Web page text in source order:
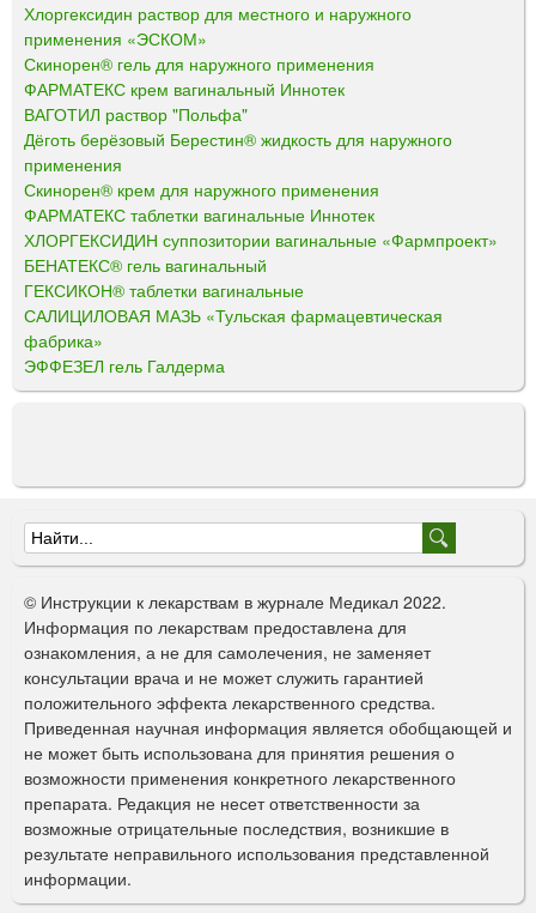
Хлоргексидин раствор для местного и наружного
применения «ЭСКОМ»
Скинорен® гель для наружного применения
ФАРМАТЕКС крем вагинальный Иннотек
ВАГОТИЛ раствор "Польфа"
Дёготь берёзовый Берестин® жидкость для наружного
применения
Скинорен® крем для наружного применения
ФАРМАТЕКС таблетки вагинальные Иннотек
ХЛОРГЕКСИДИН суппозитории вагинальные «Фармпроект»
БЕНАТЕКС® гель вагинальный
ГЕКСИКОН® таблетки вагинальные
САЛИЦИЛОВАЯ МАЗЬ «Тульская фармацевтическая
фабрика»
ЭФФЕЗЕЛ гель Галдерма
Ф
о
р
м
а
п
о
и
с
к
© Инструкции к лекарствам в журнале Медикал 2022.
Информация по лекарствам предоставлена для
ознакомления, а не для самолечения, не заменяет
консультации врача и не может служить гарантией
положительного эффекта лекарственного средства.
Приведенная научная информация является обобщающей и
не может быть использована для принятия решения о
возможности применения конкретного лекарственного
препарата. Редакция не несет ответственности за
возможные отрицательные последствия, возникшие в
результате неправильного использования представленной
информации.